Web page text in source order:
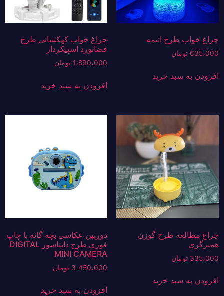
چراغ خواب طرح انیمه
635،000 تومان
افزودن به سبد خرید
چراغ خواب کهکشانی طرح
فضانورد اسپیکردار
1،890،000 تومان
افزودن به سبد خرید
چراغ مطالعه طرح گوزن
همبرگری
335،000 تومان
افزودن به سبد خرید
دوربین عکاسی بچه گانه با چاپ
فوری طرح دایناسور DIGITAL
MINI CAMERA
3،450،000 تومان
افزودن به سبد خرید